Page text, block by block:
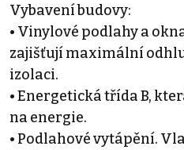
Vybavení budovy:
• Vinylové podlahy a
zajišťují maximální
izolaci.
• Energetická třída B,
na energie.
• Podlahové vytápění.